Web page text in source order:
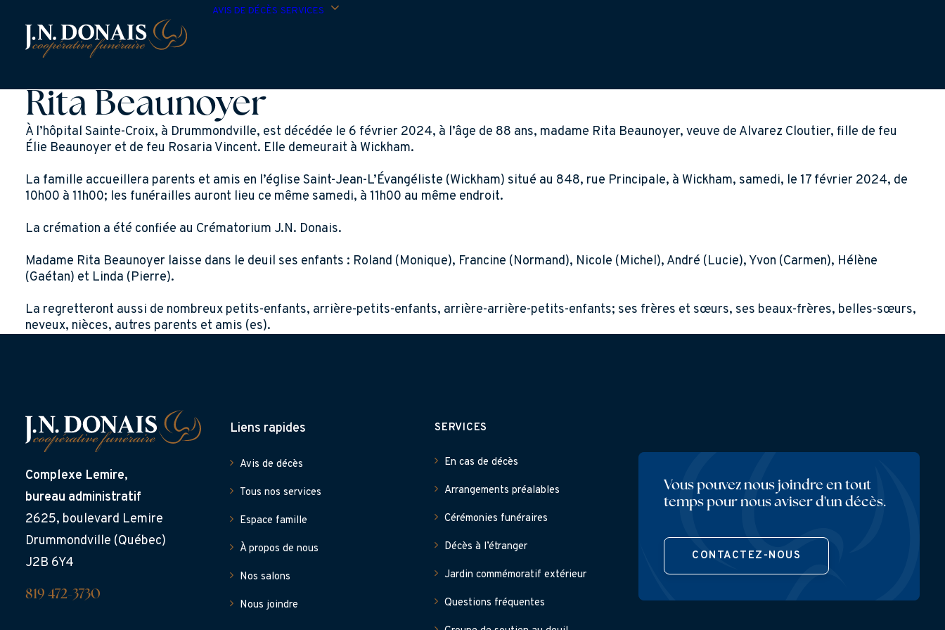
AVIS DE DÉCÈS SERVICES
Rita Beaunoyer
À l’hôpital Sainte-Croix, à Drummondville, est décédée le 6 février 2024, à l’âge de 88 ans, madame Rita Beaunoyer, veuve de Alvarez Cloutier, fille de feu
Élie Beaunoyer et de feu Rosaria Vincent. Elle demeurait à Wickham.
La famille accueillera parents et amis en l’église Saint-Jean-L’Évangéliste (Wickham) situé au 848, rue Principale, à Wickham, samedi, le 17 février 2024, de
10h00 à 11h00; les funérailles auront lieu ce même samedi, à 11h00 au même endroit.
La crémation a été confiée au Crématorium J.N. Donais.
Madame Rita Beaunoyer laisse dans le deuil ses enfants : Roland (Monique), Francine (Normand), Nicole (Michel), André (Lucie), Yvon (Carmen), Hélène
(Gaétan) et Linda (Pierre).
La regretteront aussi de nombreux petits-enfants, arrière-petits-enfants, arrière-arrière-petits-enfants; ses frères et sœurs, ses beaux-frères, belles-sœurs,
neveux, nièces, autres parents et amis (es).
Complexe Lemire,
bureau administratif
2625, boulevard Lemire
Drummondville (Québec)
J2B 6Y4
819 472-3730
Liens rapides
Avis de décès
Tous nos services
Espace famille
À propos de nous
Nos salons
Nous joindre
SERVICES
En cas de décès
Arrangements préalables
Cérémonies funéraires
Décès à l’étranger
Jardin commémoratif extérieur
Questions fréquentes
Vous pouvez nous joindre en tout
temps pour nous aviser d'un décès.
CONTACTEZ-NOUS